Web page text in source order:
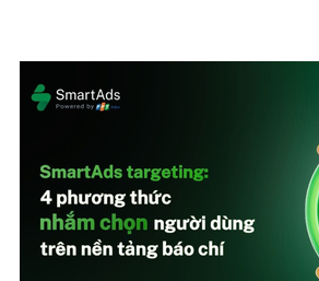
Phòng mạch online
Ăn sạch sống khỏe